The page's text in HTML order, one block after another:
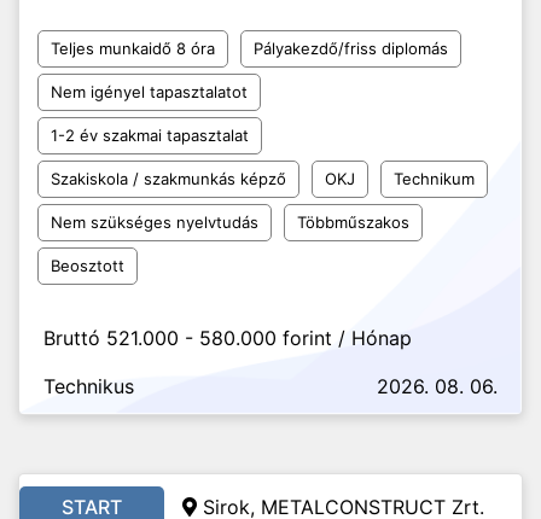
Teljes munkaidő 8 óra Pályakezdő/friss diplomás
Nem igényel tapasztalatot
1-2 év szakmai tapasztalat
Szakiskola / szakmunkás képző OKJ Technikum
Nem szükséges nyelvtudás Többműszakos
Beosztott
Bruttó 521.000 - 580.000 forint / Hónap
Technikus
2026. 08. 06.
START Sirok, METALCONSTRUCT Zrt.